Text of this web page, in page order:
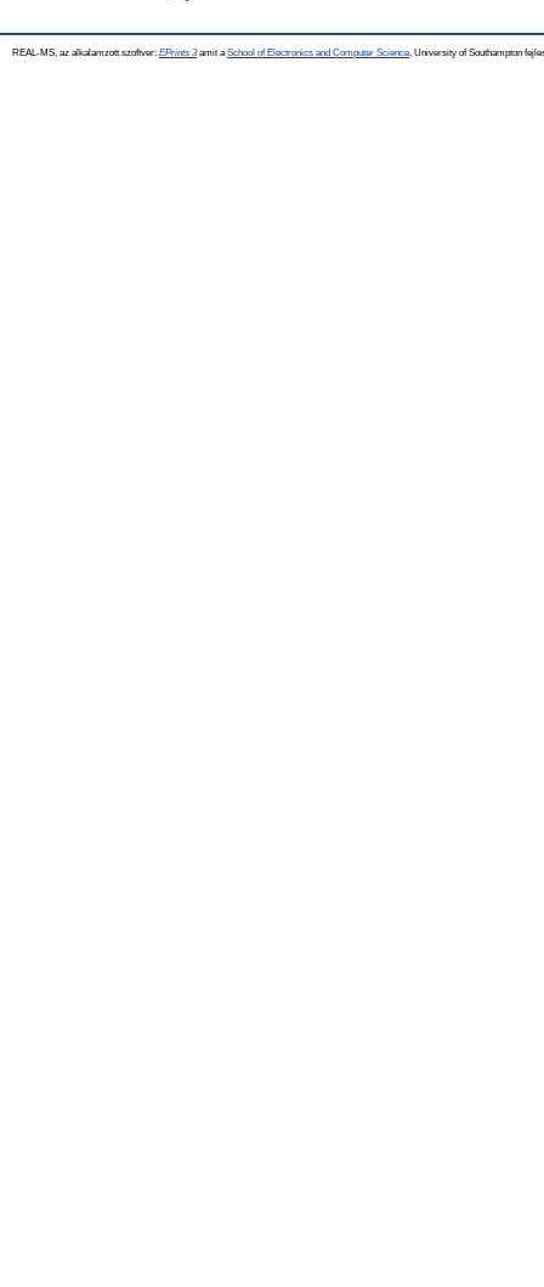
REAL-MS, az alkalamzott szoftver: EPrints 3amit a School of Electronics and Computer Science , University of Southampton